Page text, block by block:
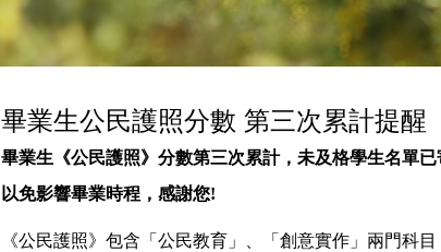
畢業生公民護照分數 第三次累計提醒
畢業生《公民護照》分數第三次累計，未及格學生名單
以免影響畢業時程，感謝您!
《公民護照》包含「公民教育」、「創意實作」兩門科目